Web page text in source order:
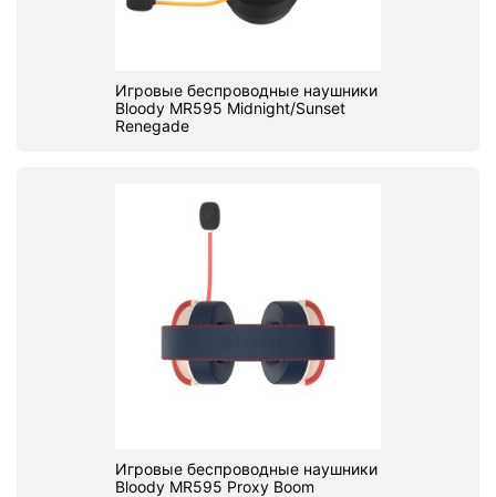
Игровые беспроводные наушники
Bloody MR595 Midnight/Sunset
Renegade
Игровые беспроводные наушники
Bloody MR595 Proxy Boom